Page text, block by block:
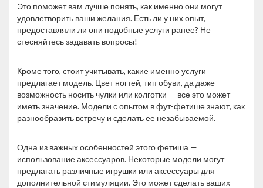
Это поможет вам лучше понять, как именно они могут
удовлетворить ваши желания. Есть ли у них опыт,
предоставляли ли они подобные услуги ранее? Не
стесняйтесь задавать вопросы!
Кроме того, стоит учитывать, какие именно услуги
предлагает модель. Цвет ногтей, тип обуви, да даже
возможность носить чулки или колготки — все это может
иметь значение. Модели с опытом в фут-фетише знают, как
разнообразить встречу и сделать ее незабываемой.
Одна из важных особенностей этого фетиша —
использование аксессуаров. Некоторые модели могут
предлагать различные игрушки или аксессуары для
дополнительной стимуляции. Это может сделать ваших